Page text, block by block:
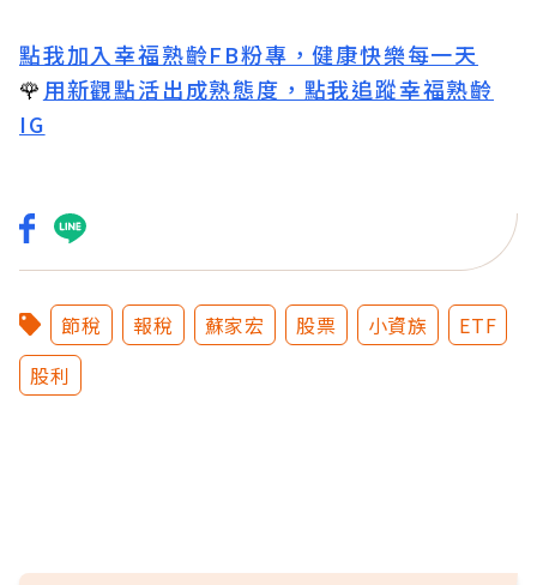
點我加入幸福熟齡FB粉專，健康快樂每一天
🌹 用新觀點活出成熟態度，點我追蹤幸福熟齡
IG
節稅 報稅 蘇家宏 股票 小資族
ETF
股利